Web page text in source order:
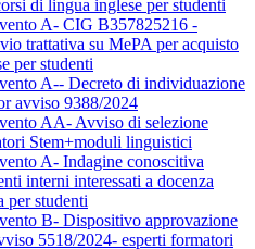
di lingua inglese per studenti
A- CIG B357825216 -
trattativa su MePA per acquisto
per studenti
A-- Decreto di individuazione
avviso 9388/2024
AA- Avviso di selezione
Stem+moduli linguistici
A- Indagine conoscitiva
interni interessati a docenza
per studenti
B- Dispositivo approvazione
5518/2024- esperti formatori